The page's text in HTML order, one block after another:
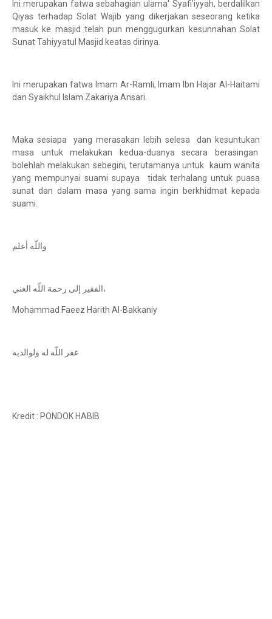
Ini merupakan fatwa sebahagian ulama' Syafi'iyyah, berdalilkan
Qiyas terhadap Solat Wajib yang dikerjakan seseorang ketika
masuk ke masjid telah pun menggugurkan kesunnahan Solat
Sunat Tahiyyatul Masjid keatas dirinya.
Ini merupakan fatwa Imam Ar-Ramli, Imam Ibn Hajar Al-Haitami
dan Syaikhul Islam Zakariya Ansari.
Maka sesiapa yang merasakan lebih selesa dan kesuntukan
masa untuk melakukan kedua-duanya secara berasingan
bolehlah melakukan sebegini, terutamanya untuk kaum wanita
yang mempunyai suami supaya tidak terhalang untuk puasa
sunat dan dalam masa yang sama ingin berkhidmat kepada
suami.
‎واللّه أعلم
‎الفقير إلى رحمة اللّه الغني،
Mohammad Faeez Harith Al-Bakkaniy
‎غفر اللّه له ولوالديه
Kredit : PONDOK HABIB